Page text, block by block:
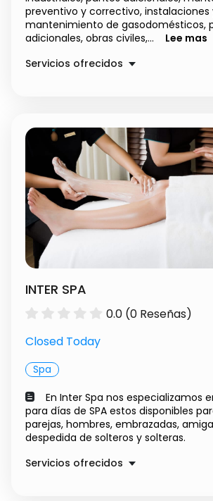
preventivo y correctivo, instalaciones
mantenimiento de gasodomésticos,
adicionales, obras civiles,...
Lee mas
Servicios ofrecidos
INTER SPA
0.0 (0 Reseñas)
Closed Today
Spa
En Inter Spa nos especializamos
para días de SPA estos disponibles
parejas, hombres, embrazadas,
despedida de solteros y solteras.
Servicios ofrecidos